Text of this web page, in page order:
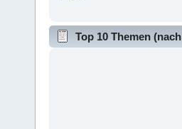
Top 10 Themen